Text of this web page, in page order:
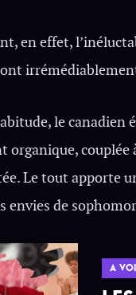
en effet,
le canadien
organique,
Le tout apporte
envies de
A